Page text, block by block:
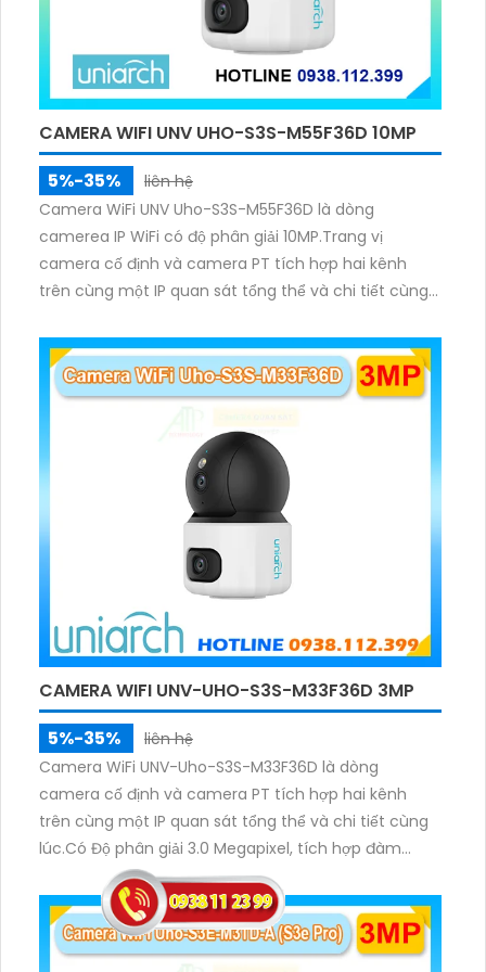
CAMERA WIFI UNV UHO-S3S-M55F36D 10MP
5%-35%
liên hệ
Camera WiFi UNV Uho-S3S-M55F36D là dòng
camerea IP WiFi có độ phân giải 10MP.Trang vị
camera cố định và camera PT tích hợp hai kênh
trên cùng một IP quan sát tổng thể và chi tiết cùng
ánh sáng. Kết hợp hồng ngoại và đèn ấm cho hình
ảnh có màu trong nhiều điều kiện khác nhau trong
phạm vi 3m.
CAMERA WIFI UNV-UHO-S3S-M33F36D 3MP
5%-35%
liên hệ
Camera WiFi UNV-Uho-S3S-M33F36D là dòng
camera cố định và camera PT tích hợp hai kênh
trên cùng một IP quan sát tổng thể và chi tiết cùng
lúc.Có Độ phân giải 3.0 Megapixel, tích hợp đàm
thoại hai chiều. Hồng ngoại ban đêm và đèn ánh
sáng ấm lên đến 10m.